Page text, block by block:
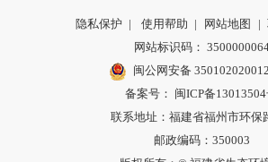
隐私保护 | 使用帮助 | 网站地图 |
网站标识码：
闽公网安备
备案号： 闽ICP备
联系地址：福建省福州市环保
邮政编码：350003